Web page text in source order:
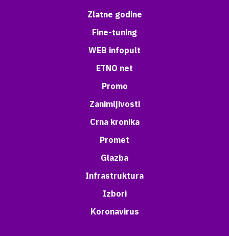
Zlatne godine
Fine-tuning
WEB infopult
ETNO net
Promo
Zanimljivosti
Crna kronika
Promet
Glazba
Infrastruktura
Izbori
Koronavirus